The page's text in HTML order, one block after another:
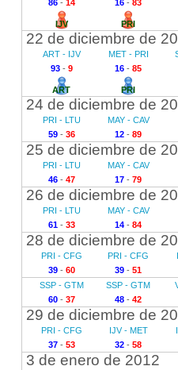
86- 14
IJV
16 - 83
PRI
22 de diciembre de
ART - IJV
93- 9
ART
MET - PRI
16 - 85
PRI
24 de diciembre de
PRI - LTU
59- 36
MAY - CAV
12 - 89
25 de diciembre de
PRI - LTU
46- 47
MAY - CAV
17 - 79
26 de diciembre de
PRI - LTU
61- 33
MAY - CAV
14 - 84
28 de diciembre de
PRI - CFG
39- 60
PRI - CFG
39 - 51
SSP - GTM
60- 37
SSP - GTM
48 - 42
29 de diciembre de
PRI - CFG
37- 53
IJV - MET
32 - 58
3 de enero de 2012